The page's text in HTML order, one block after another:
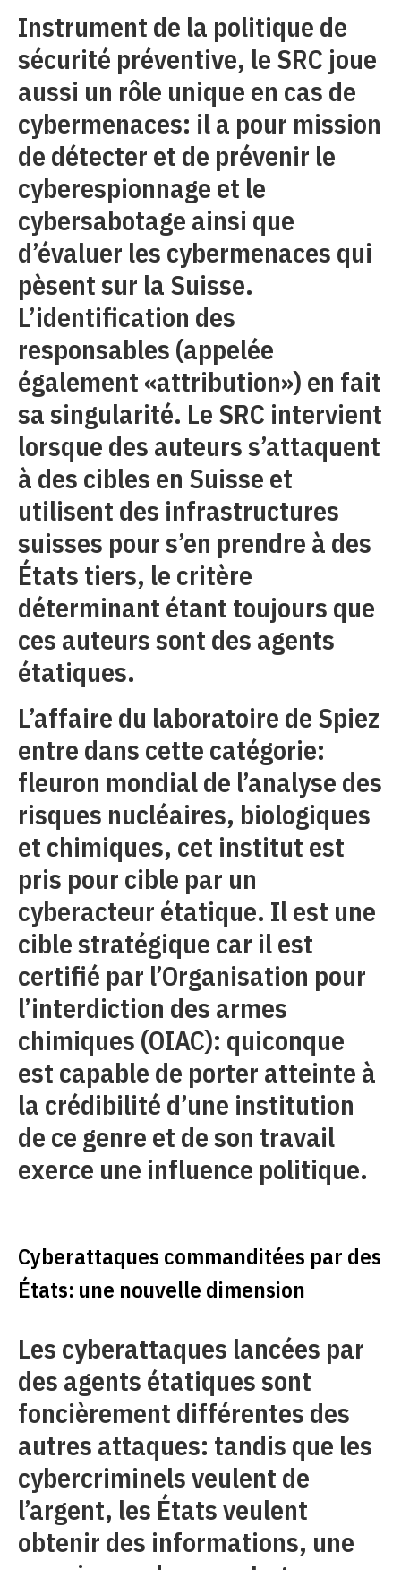
Instrument de la politique de
sécurité préventive, le SRC joue
aussi un rôle unique en cas de
cybermenaces: il a pour mission
de détecter et de prévenir le
cyberespionnage et le
cybersabotage ainsi que
d’évaluer les cybermenaces qui
pèsent sur la Suisse.
L’identification des
responsables (appelée
également «attribution») en fait
sa singularité. Le SRC intervient
lorsque des auteurs s’attaquent
à des cibles en Suisse et
utilisent des infrastructures
suisses pour s’en prendre à des
États tiers, le critère
déterminant étant toujours que
ces auteurs sont des agents
étatiques.
L’affaire du laboratoire de Spiez
entre dans cette catégorie:
fleuron mondial de l’analyse des
risques nucléaires, biologiques
et chimiques, cet institut est
pris pour cible par un
cyberacteur étatique. Il est une
cible stratégique car il est
certifié par l’Organisation pour
l’interdiction des armes
chimiques (OIAC): quiconque
est capable de porter atteinte à
la crédibilité d’une institution
de ce genre et de son travail
exerce une influence politique.
Cyberattaques commanditées par des
États: une nouvelle dimension
Les cyberattaques lancées par
des agents étatiques sont
foncièrement différentes des
autres attaques: tandis que les
cybercriminels veulent de
l’argent, les États veulent
obtenir des informations, une